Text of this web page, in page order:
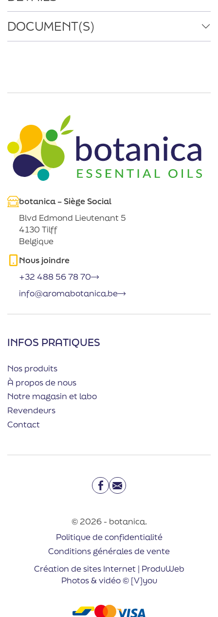
DOCUMENT(S)
botanica – Siège Social
Blvd Edmond Lieutenant 5
4130 Tilff
Belgique
Nous joindre
+32 488 56 78 70
info@aromabotanica.be
INFOS PRATIQUES
Nos produits
À propos de nous
Notre magasin et labo
Revendeurs
Contact
Facebook
Email
© 2026 - botanica.
Politique de confidentialité
Conditions générales de vente
Création de sites Internet | ProduWeb
Photos & vidéo © [V]you